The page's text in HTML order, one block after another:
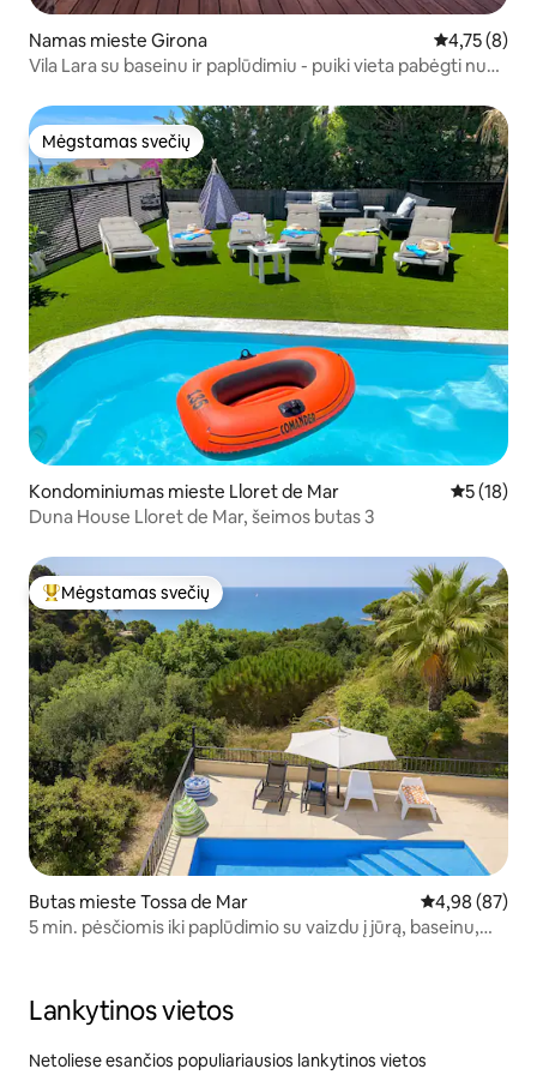
Namas mieste Girona Vidutinis
4,75 (8)
Vila Lara su baseinu ir paplūdimiu - puiki vieta pabėgti nuo
Mėgstamas svečių
Mėgstamas svečių
Kondominiumas mieste Lloret de Mar Vidutinis
5 (18)
Duna House Lloret de Mar, šeimos butas 3
Svečių mėgstamiausias
Mėgstamas svečių
Butas mieste Tossa de Mar Vidutinis
4,98 (87)
5 min. pėsčiomis iki paplūdimio su vaizdu į jūrą, baseinu,
Lankytinos vietos
Netoliese esančios populiariausios lankytinos vietos